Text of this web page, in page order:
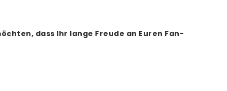
dass Ihr lange Freude an Euren Fan-